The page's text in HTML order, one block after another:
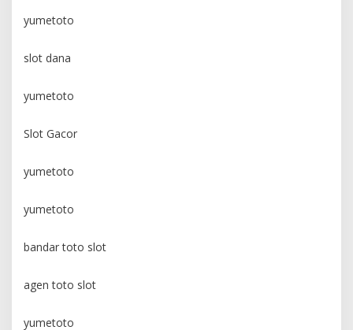
yumetoto
slot dana
yumetoto
Slot Gacor
yumetoto
yumetoto
bandar toto slot
agen toto slot
yumetoto